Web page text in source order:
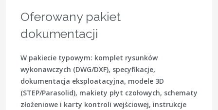
Oferowany pakiet
dokumentacji
W pakiecie typowym: komplet rysunków
wykonawczych (DWG/DXF), specyfikacje,
dokumentacja eksploatacyjna, modele 3D
(STEP/Parasolid), makiety płyt czołowych, schematy
złożeniowe i karty kontroli wejściowej, instrukcje